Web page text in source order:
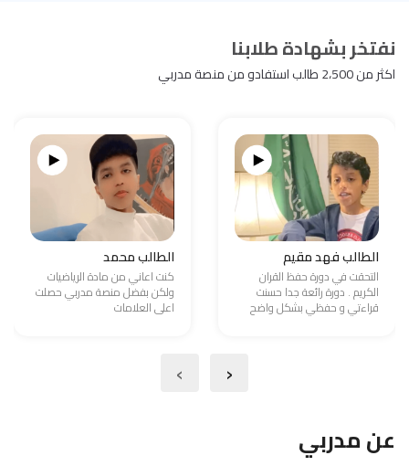
نفتخر بشهادة طلابنا
اكثر من 2،500 طالب استفادو من منصة مدربي
الطالب فهد مقيم
التحقت في دورة حفظ القران
الكريم . دورة رائعة جدا حسنت
قراءتي و حفظي بشكل واضح
الطالب محمد
كنت اعاني من مادة الرياضيات
ولكن بفضل منصة مدربي حصلت
اعلى العلامات
‹
›
عن مدربي